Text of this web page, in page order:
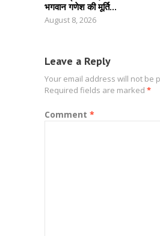
भगवान गणेश की मूर्ति...
August 8, 2026
Leave a Reply
Your email address will not be
Required fields are marked *
Comment *